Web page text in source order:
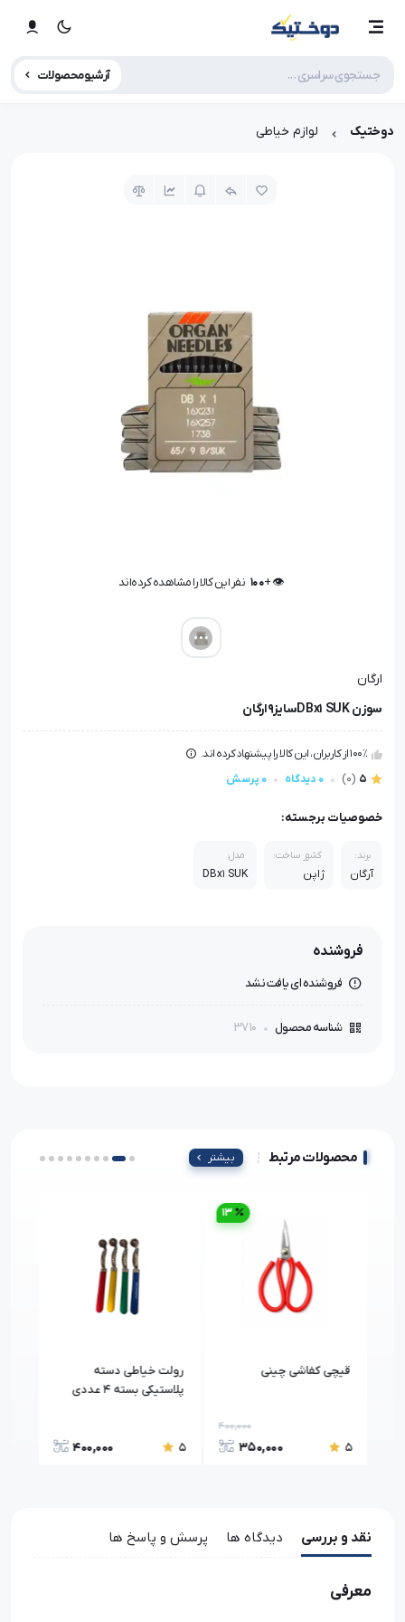
آرشیو محصولات
دوختیک لوازم خیاطی
👁️ +
100 نفر این کالا را مشاهده کرده‌اند
ارگان
سوزن DBx1 SUKسایز9ارگان
100٪ از کاربران، این کالا را پیشنهاد کرده اند.
5
(0) 0 دیدگاه 0 پرسش
خصوصیات برجسته:
برند:
آرگان
کشور ساخت:
ژاپن
مدل:
DBx1 SUK
فروشنده
فروشنده ای یافت نشد
شناسه محصول 3710
محصولات مرتبط بیشتر
قیچی کفاشی چینی
5
400,000
350,000
13
رولت خیاطی دسته
پلاستیکی بسته 4 عددی
5
400,000
نقد و بررسی دیدگاه ها پرسش و پاسخ ها
معرفی